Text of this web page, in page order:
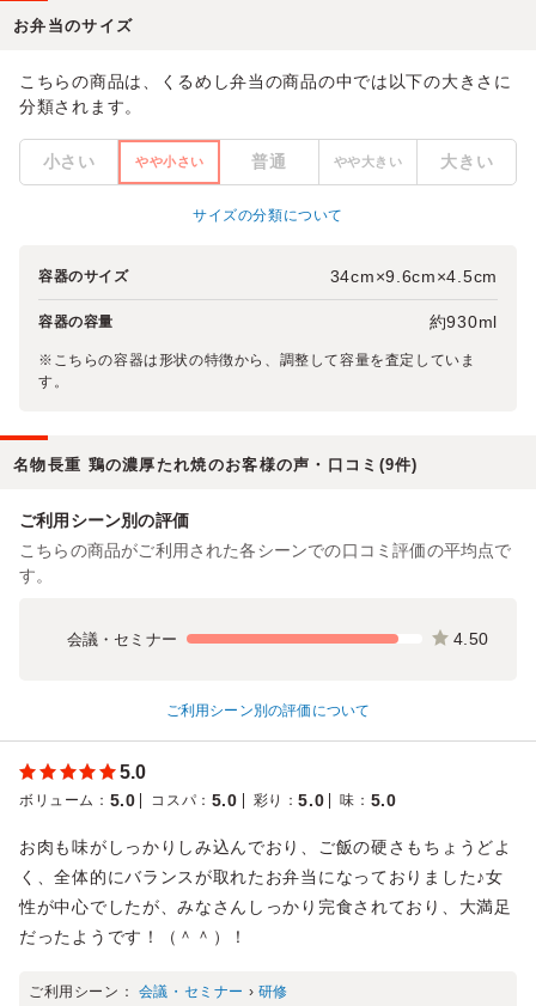
お弁当のサイズ
こちらの商品は、くるめし弁当の商品の中では以下の大きさに
分類されます。
小さい やや小さい 普通 やや大きい 大きい
サイズの分類について
容器のサイズ 34cm×9.6cm×4.5cm
容器の容量 約930ml
※こちらの容器は形状の特徴から、調整して容量を査定していま
す。
名物長重 鶏の濃厚たれ焼のお客様の声・口コミ(9件)
ご利用シーン別の評価
こちらの商品がご利用された各シーンでの口コミ評価の平均点で
す。
会議・セミナー 4.50
ご利用シーン別の評価について
5.0
ボリューム ： 5.0 コスパ ： 5.0 彩り ：5.0 味 ： 5.0
お肉も味がしっかりしみ込んでおり、ご飯の硬さもちょうどよ
く、全体的にバランスが取れたお弁当になっておりました♪女
性が中心でしたが、みなさんしっかり完食されており、大満足
だったようです！（＾＾）！
ご利用シーン： 会議・セミナー › 研修